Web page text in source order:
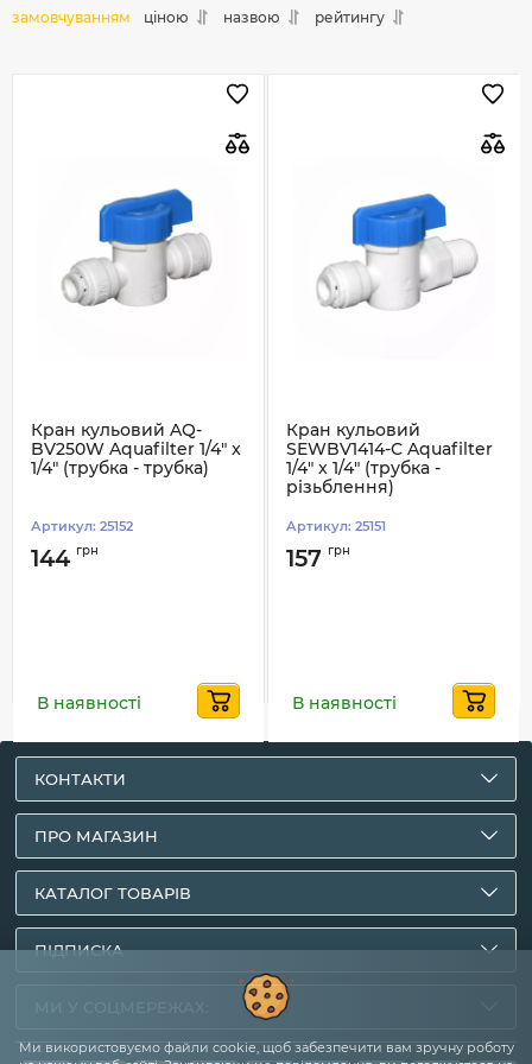
замовчуванням ціною назвою рейтингу
Кран кульовий AQ-
BV250W Aquafilter 1/4" x
1/4" (трубка - трубка)
Артикул: 25152
144 грн
В наявності
Кран кульовий
SEWBV1414-C Aquafilter
1/4" x 1/4" (трубка -
різьблення)
Артикул: 25151
157 грн
В наявності
КОНТАКТИ
ПРО МАГАЗИН
КАТАЛОГ ТОВАРІВ
ПІДПИСКА
Ми використовуємо файли cookie, щоб забезпечити вам зручну роботу